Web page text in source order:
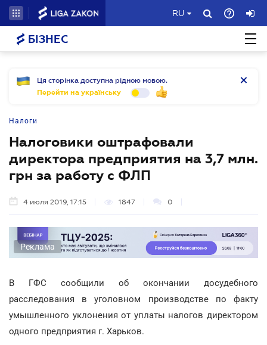
RU
БІЗНЕС
Ця сторінка доступна рідною мовою.
Перейти на українську
Налоги
Налоговики оштрафовали
директора предприятия на 3,7 млн.
грн за работу с ФЛП
4 июля 2019, 17:15 1847 0
Реклама
В ГФС сообщили об окончании досудебного
расследования в уголовном производстве по факту
умышленного уклонения от уплаты налогов директором
одного предприятия г. Харьков.